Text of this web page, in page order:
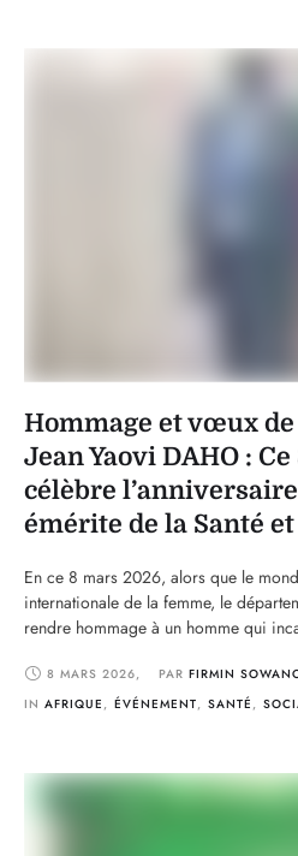
Hommage et vœux
Jean Yaovi DAHO :
célèbre
émérite de la Santé
En ce 8 mars 2026, alors que le
internationale de la femme, le
rendre hommage à un homme qui
de la Santé du Couffo. Cet
8 MARS 2026, PAR FIRMIN
IN AFRIQUE , ÉVÉNEMENT, SANTÉ ,